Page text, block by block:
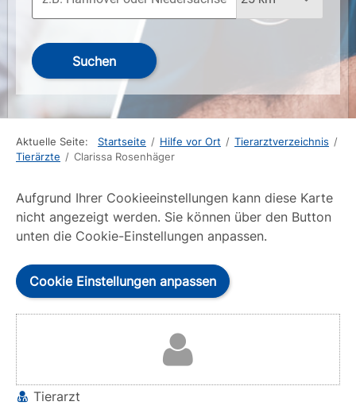
Suchen
Aktuelle Seite: Startseite / Hilfe vor Ort / Tierarztverzeichnis /
Tierärzte / Clarissa Rosenhäger
Aufgrund Ihrer Cookieeinstellungen kann diese Karte
nicht angezeigt werden. Sie können über den Button
unten die Cookie-Einstellungen anpassen.
Cookie Einstellungen anpassen
Tierarzt